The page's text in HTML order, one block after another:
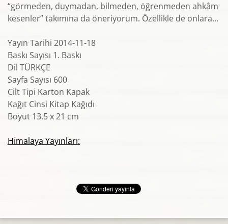
“görmeden, duymadan, bilmeden, öğrenmeden ahkâm
kesenler” takımına da öneriyorum. Özellikle de onlara…
Yayın Tarihi 2014-11-18
Baskı Sayısı 1. Baskı
Dil TÜRKÇE
Sayfa Sayısı 600
Cilt Tipi Karton Kapak
Kağıt Cinsi Kitap Kağıdı
Boyut 13.5 x 21 cm
Himalaya Yayınları: